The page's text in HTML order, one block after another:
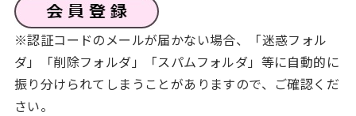
※認証コードのメールが届かない場合、「迷惑フォル
ダ」「削除フォルダ」「スパムフォルダ」等に自動的に
振り分けられてしまうことがありますので、ご確認くだ
さい。